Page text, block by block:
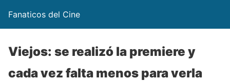
Fanaticos del Cine
Viejos: se realizó la premiere y
cada vez falta menos para verla